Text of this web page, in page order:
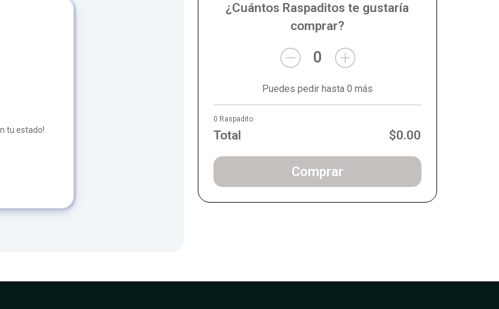
tu estado!
¿Cuántos Raspaditos te gustaría
comprar?
0
Puedes pedir hasta 0 más
0 Raspadito
Total $0.00
Comprar